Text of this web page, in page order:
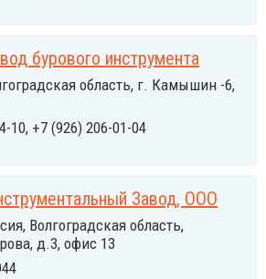
бурового инструмента
область, г. Камышин -6,
10, +7 (926) 206-01-04
Завод, ООО
Волгоградская область,
д.3, офис 13